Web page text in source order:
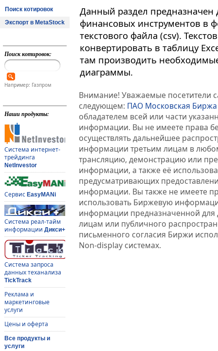
Поиск котировок
Экспорт в MetaStock
Поиск котировок:
Например: Газпром
Наши продукты:
Система интернет-
трейдинга
NetInvestor
Сервис EasyMANi
Система реал-тайм
информации Дикси+
Система запроса
данных теханализа
TickTrack
Реклама и
маркетинговые
услуги
Цены и оферта
Все продукты и
услуги
Данный раздел
финансовых инструментов в
текстового файла (csv).
конвертировать в таблицу
там производить
диаграммы.
Внимание! Уважаемые посетители
следующем: ПАО Московская Биржа
обладателем всей или части
информации. Вы не имеете права
осуществлять дальнейшее
информации третьим лицам в
трансляцию, демонстрацию или
информации, а также её
предусматривающих
информации. Вы также не имеете
использовать Биржевую
информации предназначенной для
лицам или публичного
письменного согласия Биржи
Non-display системах.